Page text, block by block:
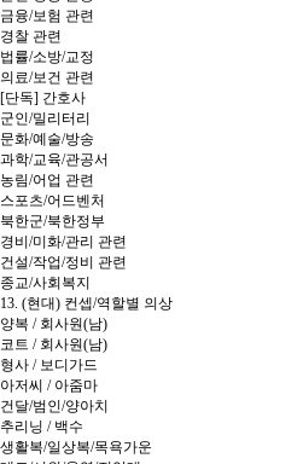
금융/보험 관련
경찰 관련
법률/소방/교정
의료/보건 관련
[단독] 간호사
군인/밀리터리
문화/예술/방송
과학/교육/관공서
농림/어업 관련
스포츠/어드벤처
북한군/북한정부
경비/미화/관리 관련
건설/작업/정비 관련
종교/사회복지
13. (현대) 컨셉/역할별 의상
양복 / 회사원(남)
코트 / 회사원(남)
형사 / 보디가드
아저씨 / 아줌마
건달/범인/양아치
추리닝 / 백수
생활복/일상복/목욕가운